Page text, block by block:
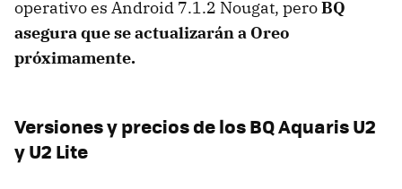
operativo es Android 7.1.2 Nougat, peroBQ
asegura que se actualizarán a Oreo
próximamente.
Versiones y precios de los BQ Aquaris U2
y U2 Lite